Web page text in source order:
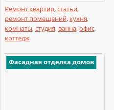
Ремонт квартир,статьи,
ремонт помещений, кухня,
комнаты,студия, ванна,офис,
коттедж
Фасадная отделка домов